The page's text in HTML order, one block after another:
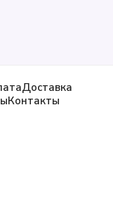
Доставка
Контакты